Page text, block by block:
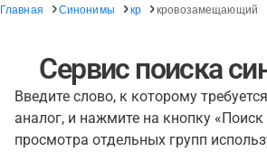
Главная Синонимы кр кровозамещающий
Сервис поиска
Введите слово, к которому
аналог, и нажмите на кнопку
просмотра отдельных групп